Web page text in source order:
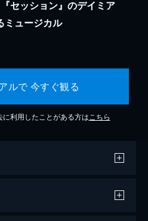
セッション』のデイミア
ミュージカル
ルで 今すぐ観る
利用したことがある方は こちら